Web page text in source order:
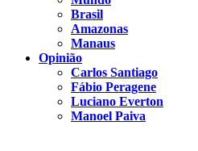
Brasil
Amazonas
Manaus
Opinião
Carlos Santiago
Fábio Peragene
Luciano Everton
Manoel Paiva